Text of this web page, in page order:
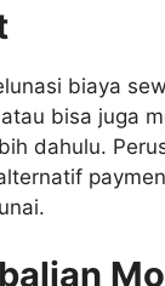
biaya
bisa juga
dahulu.